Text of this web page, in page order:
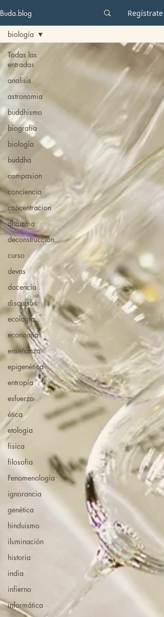
Buda.blog Regístrate
Todas las
entradas
analisis
astronomia
buddhismo
biografía
biología
buddha
compasion
conciencia
concentracion
dhamma
deconstrucción
curso
devas
docencia
discursos
ecología
economia
enseñanza
epigenética
entropía
esfuerzo
ética
etologia
fisica
filosofia
Fenomenología
ignorancia
genética
hinduismo
iluminación
historia
india
infierno
informática
biología